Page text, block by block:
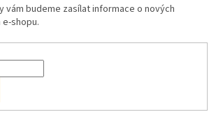
vám budeme zasílat informace o nových
shopu.